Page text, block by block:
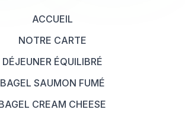
ACCUEIL
NOTRE CARTE
DÉJEUNER ÉQUILIBRÉ
BAGEL SAUMON FUMÉ
CREAM CHEESE